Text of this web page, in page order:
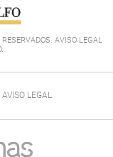
AVISO LEGAL
.
AVISO LEGAL